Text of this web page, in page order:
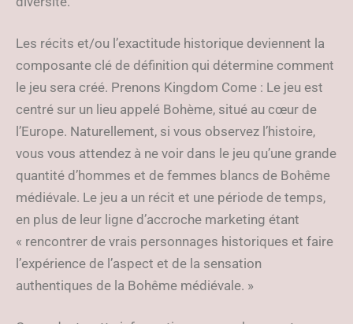
Les récits et/ou l’exactitude historique deviennent la
composante clé de définition qui détermine comment
le jeu sera créé. Prenons Kingdom Come : Le jeu est
centré sur un lieu appelé Bohème, situé au cœur de
l’Europe. Naturellement, si vous observez l’histoire,
vous vous attendez à ne voir dans le jeu qu’une grande
quantité d’hommes et de femmes blancs de Bohême
médiévale. Le jeu a un récit et une période de temps,
en plus de leur ligne d’accroche marketing étant
« rencontrer de vrais personnages historiques et faire
l’expérience de l’aspect et de la sensation
authentiques de la Bohême médiévale. »